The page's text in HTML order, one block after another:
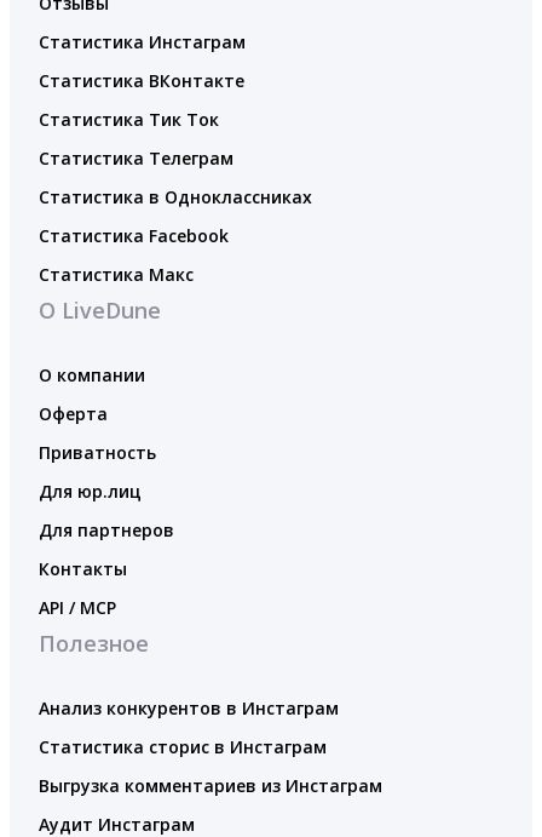
Статистика Инстаграм
Статистика ВКонтакте
Статистика Тик Ток
Статистика Телеграм
Статистика в Одноклассниках
Статистика Facebook
Статистика Макс
О LiveDune
О компании
Оферта
Приватность
Для юр.лиц
Для партнеров
Контакты
API / MCP
Полезное
Анализ конкурентов в Инстаграм
Статистика сторис в Инстаграм
Выгрузка комментариев из Инстаграм
Аудит Инстаграм